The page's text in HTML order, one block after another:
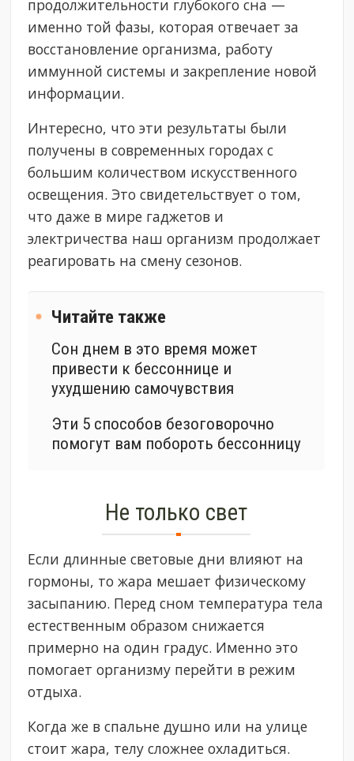
продолжительности глубокого сна —
именно той фазы, которая отвечает за
восстановление организма, работу
иммунной системы и закрепление новой
информации.
Интересно, что эти результаты были
получены в современных городах с
большим количеством искусственного
освещения. Это свидетельствует о том,
что даже в мире гаджетов и
электричества наш организм продолжает
реагировать на смену сезонов.
Читайте также
Сон днем в это время может
привести к бессоннице и
ухудшению самочувствия
Эти 5 способов безоговорочно
помогут вам побороть бессонницу
Не только свет
Если длинные световые дни влияют на
гормоны, то жара мешает физическому
засыпанию. Перед сном температура тела
естественным образом снижается
примерно на один градус. Именно это
помогает организму перейти в режим
отдыха.
Когда же в спальне душно или на улице
стоит жара, телу сложнее охладиться.